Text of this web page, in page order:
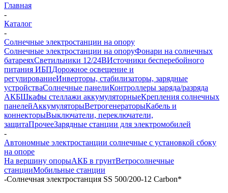
Главная
-
Каталог
-
Солнечные электростанции на опору
Солнечные электростанции на опоруФонари на солнечных
батареяхСветильники 12/24ВИсточники бесперебойного
питания ИБПДорожное освещение и
регулированиеИнверторы, стабилизаторы, зарядные
устройстваСолнечные панелиКонтроллеры заряда/разряда
АКБШкафы стеллажи аккумуляторныеКрепления солнечных
панелейАккумуляторыВетрогенераторыКабель и
коннекторыВыключатели, переключатели,
защитаПрочееЗарядные станции для электромобилей
-
Автономные электростанции солнечные с установкой сбоку
на опоре
На вершину опорыАКБ в грунтВетросолнечные
станцииМобильные станции
-Солнечная электростанция SS 500/200-12 Carbon*